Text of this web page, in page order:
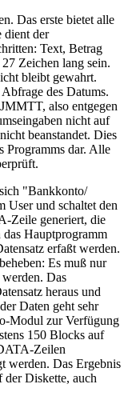
Das erste bietet alle
dient der
Text, Betrag
Zeichen lang sein.
bleibt gewahrt.
des Datums.
also entgegen
nicht auf
beanstandet. Dies
Programms dar. Alle
"Bankkonto/
User und schaltet den
Zeile generiert, die
Hauptprogramm
erfaßt werden.
Es muß nur
Das
heraus und
Daten geht sehr
Modul zur Verfügung
150 Blocks auf
Zeilen
werden. Das Ergebnis
der Diskette, auch